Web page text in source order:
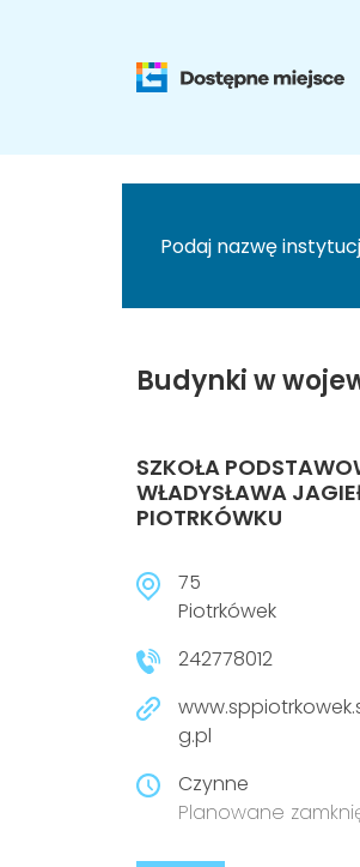
Budynki w
SZKOŁA
WŁADYSŁAWA
PIOTRKÓWKU
75
Piotrkówek
242778012
g.pl
Czynne
Planowane